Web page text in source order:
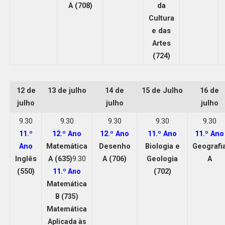
A (708)
da
Cultura
e das
Artes
(724)
12 de
julho
13 de julho
14 de
julho
15 de Julho
16 de
julho
9.30
11.º
Ano
Inglês
(550)
9.30
12.º Ano
Matemática
A (635)9.30
11.º Ano
Matemática
B (735)
Matemática
Aplicada às
9.30
12.º Ano
Desenho
A (706)
9.30
11.º Ano
Biologia e
Geologia
(702)
9.30
11.º Ano
A